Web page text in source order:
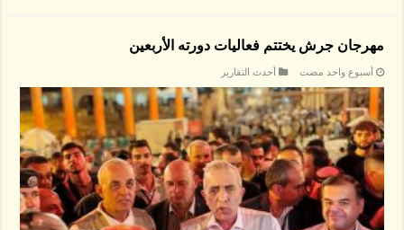
مهرجان جرش يختتم فعاليات دورته الأربعين
‏أسبوع واحد مضت أحدث التقارير